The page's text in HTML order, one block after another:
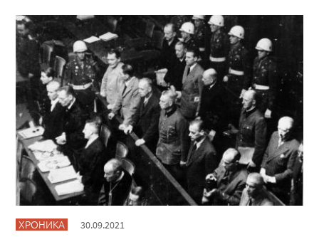
ХРОНИКА 30.09.2021